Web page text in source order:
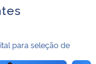
para seleção de